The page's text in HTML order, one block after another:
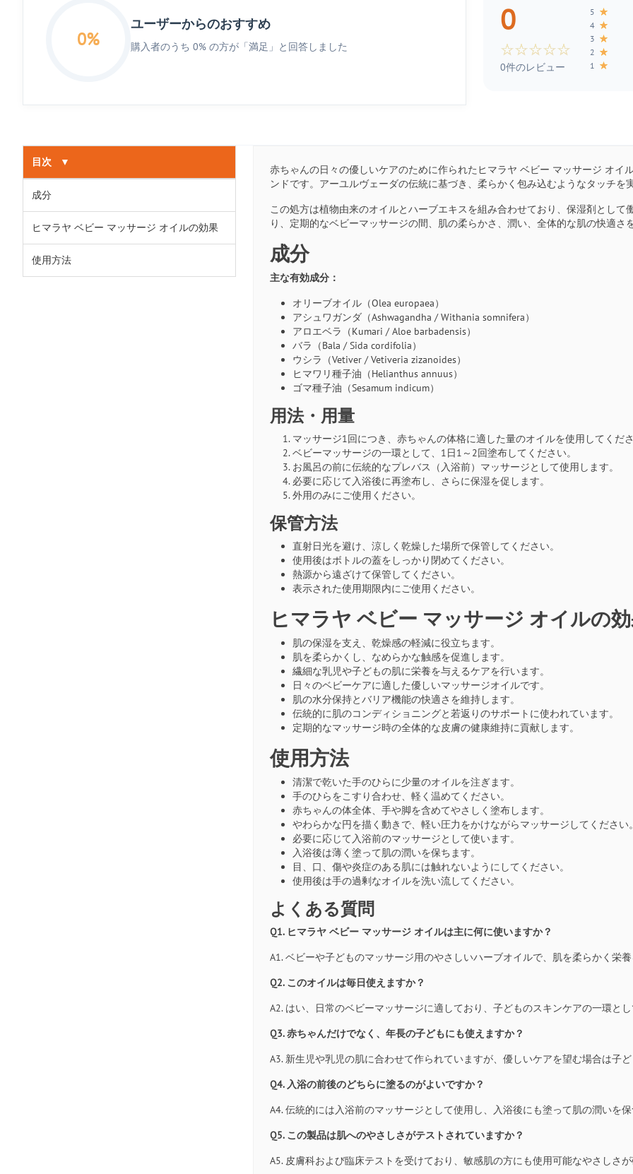
0%
ユーザーからのおすすめ
購入者のうち 0% の方が「満足」と回答しました
0
☆☆☆☆☆
0件のレビュー
5 ★
4 ★
3 ★
2 ★
1 ★
目次 ▼
成分
ヒマラヤ ベビー マッサージ オイルの効果
使用方法
赤ちゃんの日々の優しいケアのために作られたヒマラヤ ベビー マッサージ オ
ンドです。アーユルヴェーダの伝統に基づき、柔らかく包み込むようなタッチ
この処方は植物由来のオイルとハーブエキスを組み合わせており、保湿剤とし
り、定期的なベビーマッサージの間、肌の柔らかさ、潤い、全体的な肌の快適さ
成分
主な有効成分：
オリーブオイル（Olea europaea）
アシュワガンダ（Ashwagandha / Withania somnifera）
アロエベラ（Kumari / Aloe barbadensis）
バラ（Bala / Sida cordifolia）
ウシラ（Vetiver / Vetiveria zizanoides）
ヒマワリ種子油（Helianthus annuus）
ゴマ種子油（Sesamum indicum）
用法・用量
マッサージ1回につき、赤ちゃんの体格に適した量のオイルを使用してくだ
ベビーマッサージの一環として、1日1～2回塗布してください。
お風呂の前に伝統的なプレバス（入浴前）マッサージとして使用します。
必要に応じて入浴後に再塗布し、さらに保湿を促します。
外用のみにご使用ください。
保管方法
直射日光を避け、涼しく乾燥した場所で保管してください。
使用後はボトルの蓋をしっかり閉めてください。
熱源から遠ざけて保管してください。
表示された使用期限内にご使用ください。
ヒマラヤ ベビー マッサージ オイルの
肌の保湿を支え、乾燥感の軽減に役立ちます。
肌を柔らかくし、なめらかな触感を促進します。
繊細な乳児や子どもの肌に栄養を与えるケアを行います。
日々のベビーケアに適した優しいマッサージオイルです。
肌の水分保持とバリア機能の快適さを維持します。
伝統的に肌のコンディショニングと若返りのサポートに使われています。
定期的なマッサージ時の全体的な皮膚の健康維持に貢献します。
使用方法
清潔で乾いた手のひらに少量のオイルを注ぎます。
手のひらをこすり合わせ、軽く温めてください。
赤ちゃんの体全体、手や脚を含めてやさしく塗布します。
やわらかな円を描く動きで、軽い圧力をかけながらマッサージしてください
必要に応じて入浴前のマッサージとして使います。
入浴後は薄く塗って肌の潤いを保ちます。
目、口、傷や炎症のある肌には触れないようにしてください。
使用後は手の過剰なオイルを洗い流してください。
よくある質問
Q1. ヒマラヤ ベビー マッサージ オイルは主に何に使いますか？
A1. ベビーや子どものマッサージ用のやさしいハーブオイルで、肌を柔らかく栄
Q2. このオイルは毎日使えますか？
A2. はい、日常のベビーマッサージに適しており、子どものスキンケアの一環と
Q3. 赤ちゃんだけでなく、年長の子どもにも使えますか？
A3. 新生児や乳児の肌に合わせて作られていますが、優しいケアを望む場合は子
Q4. 入浴の前後のどちらに塗るのがよいですか？
A4. 伝統的には入浴前のマッサージとして使用し、入浴後にも塗って肌の潤いを
Q5. この製品は肌へのやさしさがテストされていますか？
A5. 皮膚科および臨床テストを受けており、敏感肌の方にも使用可能なやさしさ